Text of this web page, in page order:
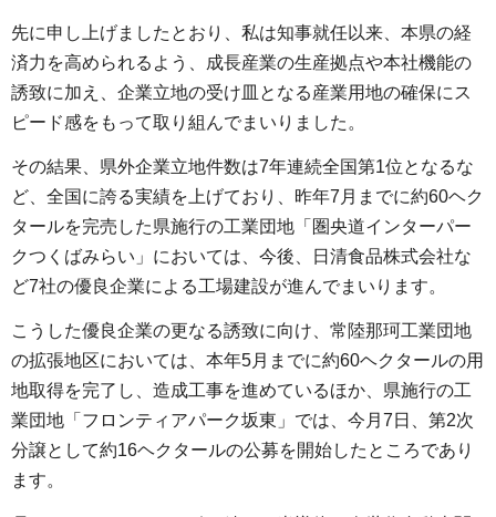
先に申し上げましたとおり、私は知事就任以来、本県の経
済力を高められるよう、成長産業の生産拠点や本社機能の
誘致に加え、企業立地の受け皿となる産業用地の確保にス
ピード感をもって取り組んでまいりました。
その結果、県外企業立地件数は7年連続全国第1位となるな
ど、全国に誇る実績を上げており、昨年7月までに約60ヘク
タールを完売した県施行の工業団地「圏央道インターパー
クつくばみらい」においては、今後、日清食品株式会社な
ど7社の優良企業による工場建設が進んでまいります。
こうした優良企業の更なる誘致に向け、常陸那珂工業団地
の拡張地区においては、本年5月までに約60ヘクタールの用
地取得を完了し、造成工事を進めているほか、県施行の工
業団地「フロンティアパーク坂東」では、今月7日、第2次
分譲として約16ヘクタールの公募を開始したところであり
ます。